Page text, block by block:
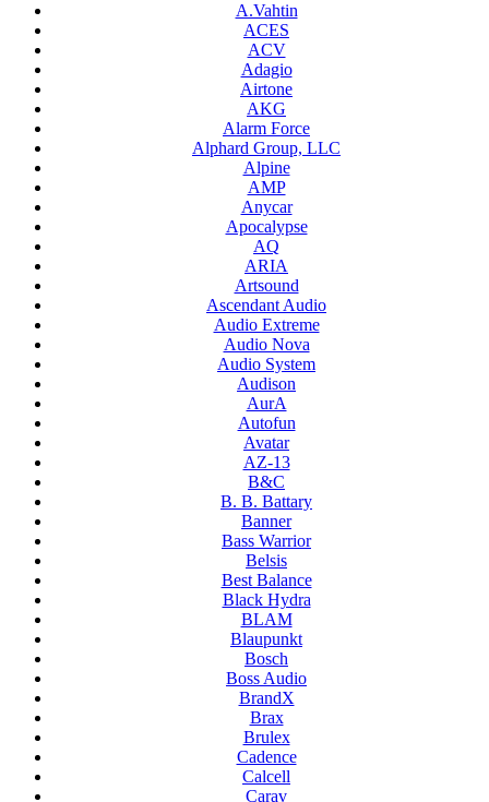
A.Vahtin
ACES
ACV
Adagio
Airtone
AKG
Alarm Force
Alphard Group, LLC
Alpine
AMP
Anycar
Apocalypse
AQ
ARIA
Artsound
Ascendant Audio
Audio Extreme
Audio Nova
Audio System
Audison
AurA
Autofun
Avatar
AZ-13
B&C
B. B. Battary
Banner
Bass Warrior
Belsis
Best Balance
Black Hydra
BLAM
Blaupunkt
Bosch
Boss Audio
BrandX
Brax
Brulex
Cadence
Calcell
Carav